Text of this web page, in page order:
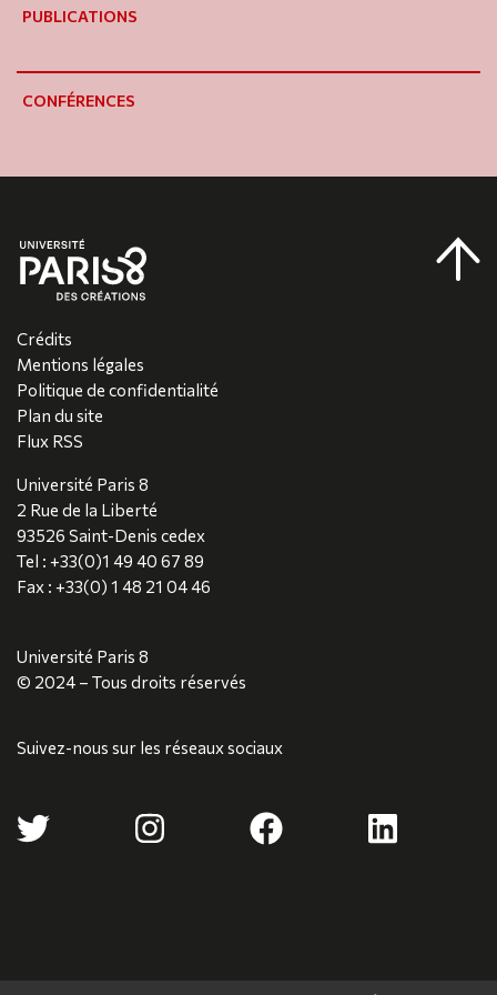
PUBLICATIONS
CONFÉRENCES
Crédits
Mentions légales
Politique de confidentialité
Plan du site
Flux RSS
Université Paris 8
2 Rue de la Liberté
93526 Saint-Denis cedex
Tel : +33(0)1 49 40 67 89
Fax : +33(0) 1 48 21 04 46
Université Paris 8
© 2024 – Tous droits réservés
Suivez-nous sur les réseaux sociaux